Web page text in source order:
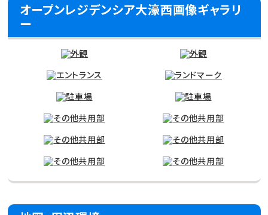
オープンレジデンシア大濠西画像ギャラリ
ー